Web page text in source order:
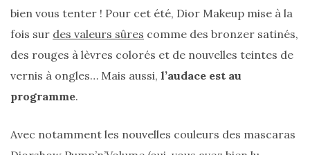
bien vous tenter ! Pour cet été, Dior Makeup mise à la
fois sur des valeurs sûres comme des bronzer satinés,
des rouges à lèvres colorés et de nouvelles teintes de
vernis à ongles… Mais aussi, l’audace est au
programme.
Avec notamment les nouvelles couleurs des mascaras